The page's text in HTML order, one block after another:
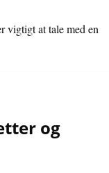
vigtigt at tale med en
og